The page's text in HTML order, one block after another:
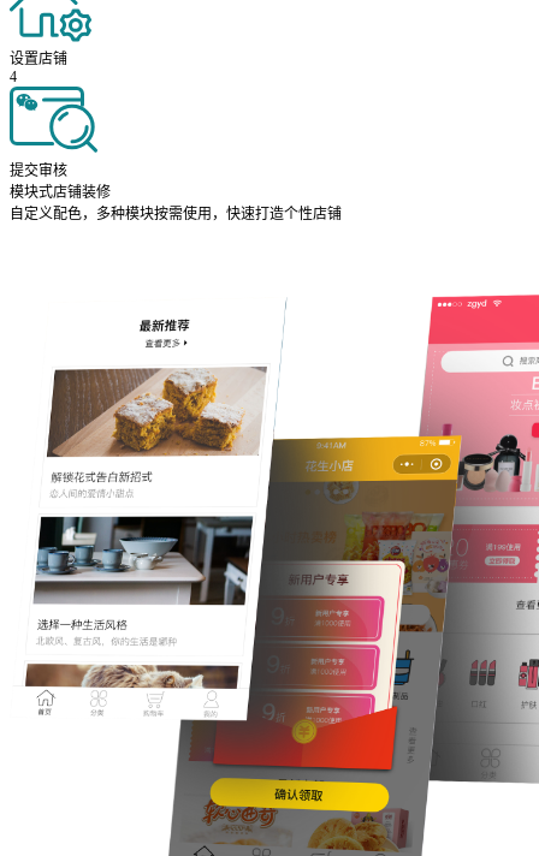
设置店铺
4
提交审核
模块式店铺装修
自定义配色，多种模块按需使用，快速打造个性店铺